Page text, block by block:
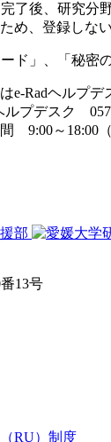
了後、研究分
め、登録しな
ド」、「秘密
Radヘルプデ
プデスク
（平
13号
RU）制度